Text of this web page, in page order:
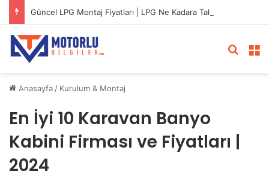
Güncel LPG Montaj Fiyatları | LPG Ne Kadara Takılır?
Anasayfa / Kurulum & Montaj
En İyi 10 Karavan Banyo
Kabini Firması ve Fiyatları |
2024